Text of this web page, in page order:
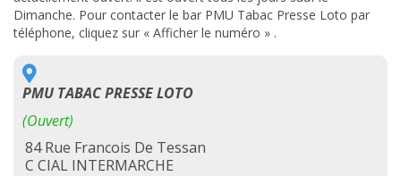
Dimanche. Pour contacter le bar PMU Tabac Presse Loto par
téléphone, cliquez sur « Afficher le numéro » .
PMU TABAC PRESSE LOTO
(Ouvert)
84 Rue Francois De Tessan
C CIAL INTERMARCHE